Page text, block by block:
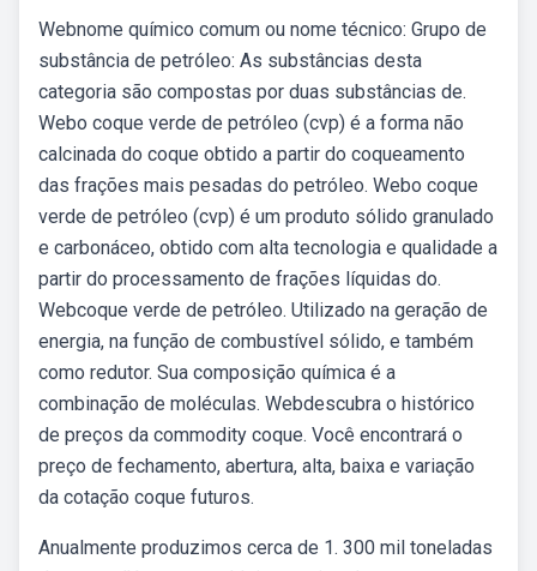
Webnome químico comum ou nome técnico: Grupo de
substância de petróleo: As substâncias desta
categoria são compostas por duas substâncias de.
Webo coque verde de petróleo (cvp) é a forma não
calcinada do coque obtido a partir do coqueamento
das frações mais pesadas do petróleo. Webo coque
verde de petróleo (cvp) é um produto sólido granulado
e carbonáceo, obtido com alta tecnologia e qualidade a
partir do processamento de frações líquidas do.
Webcoque verde de petróleo. Utilizado na geração de
energia, na função de combustível sólido, e também
como redutor. Sua composição química é a
combinação de moléculas. Webdescubra o histórico
de preços da commodity coque. Você encontrará o
preço de fechamento, abertura, alta, baixa e variação
da cotação coque futuros.
Anualmente produzimos cerca de 1. 300 mil toneladas